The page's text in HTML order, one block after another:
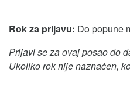
Rok za prijavu: Do popune
Prijavi se za ovaj posao do
Ukoliko rok nije naznačen,